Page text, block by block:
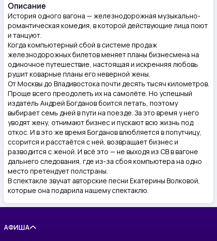
Описание
История одного вагона — железнодорожная музыкально-
романтическая комедия, в которой действующие лица поют
и танцуют.
Когда компьютерный сбой в системе продаж
железнодорожных билетов меняет планы бизнесмена на
одиночное путешествие, настоящая и искренняя любовь
рушит коварные планы его неверной жены.
От Москвы до Владивостока почти десять тысяч километров.
Проще всего преодолеть их на самолёте. Но успешный
издатель Андрей Богданов боится летать, поэтому
выбирает семь дней в пути на поезде. За это время у него
уводят жену, отнимают бизнес и пускают всю жизнь под
откос. И в это же время Богданов влюбляется в попутчицу,
ссорится и расстаётся с ней, возвращает бизнес и
разводится с женой. И всё это — не выходя из СВ в вагоне
дальнего следования, где из-за сбоя компьютера на одно
место претендует полстраны.
В спектакле звучат авторские песни Екатерины Волковой,
которые она подарила нашему спектаклю.
АФИША